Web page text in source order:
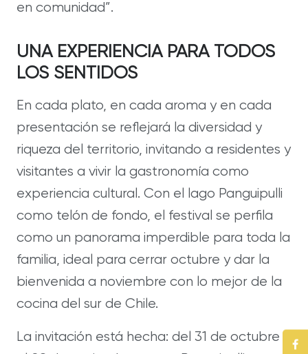
en comunidad”.
UNA EXPERIENCIA PARA TODOS
LOS SENTIDOS
En cada plato, en cada aroma y en cada
presentación se reflejará la diversidad y
riqueza del territorio, invitando a residentes y
visitantes a vivir la gastronomía como
experiencia cultural. Con el lago Panguipulli
como telón de fondo, el festival se perfila
como un panorama imperdible para toda la
familia, ideal para cerrar octubre y dar la
bienvenida a noviembre con lo mejor de la
cocina del sur de Chile.
La invitación está hecha: del 31 de octubre